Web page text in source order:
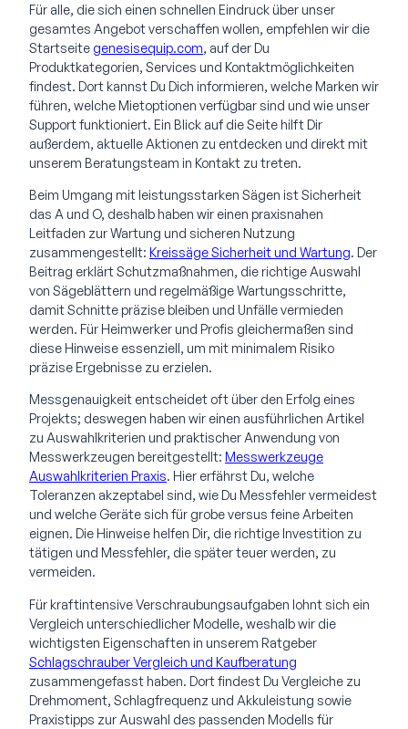
Für alle, die sich einen schnellen Eindruck über unser
gesamtes Angebot verschaffen wollen, empfehlen wir die
Startseite genesisequip.com, auf der Du
Produktkategorien, Services und Kontaktmöglichkeiten
findest. Dort kannst Du Dich informieren, welche Marken wir
führen, welche Mietoptionen verfügbar sind und wie unser
Support funktioniert. Ein Blick auf die Seite hilft Dir
außerdem, aktuelle Aktionen zu entdecken und direkt mit
unserem Beratungsteam in Kontakt zu treten.
Beim Umgang mit leistungsstarken Sägen ist Sicherheit
das A und O, deshalb haben wir einen praxisnahen
Leitfaden zur Wartung und sicheren Nutzung
zusammengestellt: Kreissäge Sicherheit und Wartung. Der
Beitrag erklärt Schutzmaßnahmen, die richtige Auswahl
von Sägeblättern und regelmäßige Wartungsschritte,
damit Schnitte präzise bleiben und Unfälle vermieden
werden. Für Heimwerker und Profis gleichermaßen sind
diese Hinweise essenziell, um mit minimalem Risiko
präzise Ergebnisse zu erzielen.
Messgenauigkeit entscheidet oft über den Erfolg eines
Projekts; deswegen haben wir einen ausführlichen Artikel
zu Auswahlkriterien und praktischer Anwendung von
Messwerkzeugen bereitgestellt: Messwerkzeuge
Auswahlkriterien Praxis. Hier erfährst Du, welche
Toleranzen akzeptabel sind, wie Du Messfehler vermeidest
und welche Geräte sich für grobe versus feine Arbeiten
eignen. Die Hinweise helfen Dir, die richtige Investition zu
tätigen und Messfehler, die später teuer werden, zu
vermeiden.
Für kraftintensive Verschraubungsaufgaben lohnt sich ein
Vergleich unterschiedlicher Modelle, weshalb wir die
wichtigsten Eigenschaften in unserem Ratgeber
Schlagschrauber Vergleich und Kaufberatung
zusammengefasst haben. Dort findest Du Vergleiche zu
Drehmoment, Schlagfrequenz und Akkuleistung sowie
Praxistipps zur Auswahl des passenden Modells für